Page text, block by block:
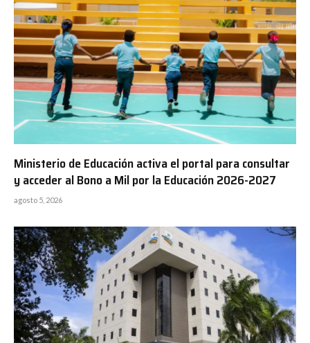
Ministerio de Educación activa el portal para consultar
y acceder al Bono a Mil por la Educación 2026-2027
agosto 5, 2026